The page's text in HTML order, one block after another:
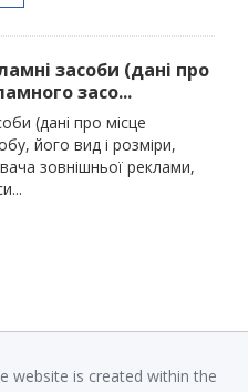
засоби (дані про
засо...
(дані про місце
його вид і розміри,
зовнішньої реклами,
website is created within the